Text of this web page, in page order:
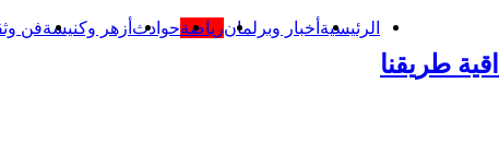
طريقنا
الرئيسيةأخبار وبرلمانرياضةحوادثأزهر وكنيسةفن